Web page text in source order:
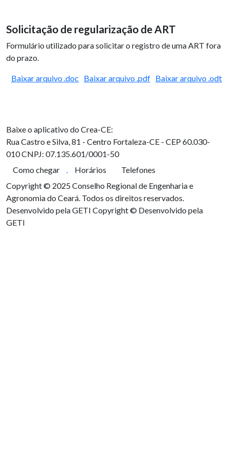
Solicitação de regularização de ART
Formulário utilizado para solicitar o registro de uma ART fora
do prazo.
Baixar arquivo .doc Baixar arquivo .pdf Baixar arquivo .odt
Baixe o aplicativo do Crea-CE:
Rua Castro e Silva, 81 - Centro Fortaleza-CE - CEP 60.030-
010CNPJ: 07.135.601/0001-50
Como chegar
Horários
Telefones
Copyright © 2025 Conselho Regional de Engenharia e
Agronomia do Ceará. Todos os direitos reservados.
Desenvolvido pela GETI Copyright © Desenvolvido pela
GETI